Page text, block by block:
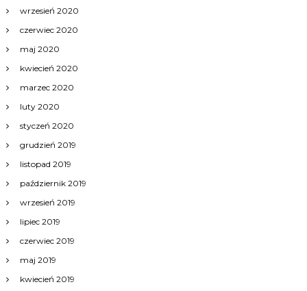
wrzesień 2020
czerwiec 2020
maj 2020
kwiecień 2020
marzec 2020
luty 2020
styczeń 2020
grudzień 2019
listopad 2019
październik 2019
wrzesień 2019
lipiec 2019
czerwiec 2019
maj 2019
kwiecień 2019